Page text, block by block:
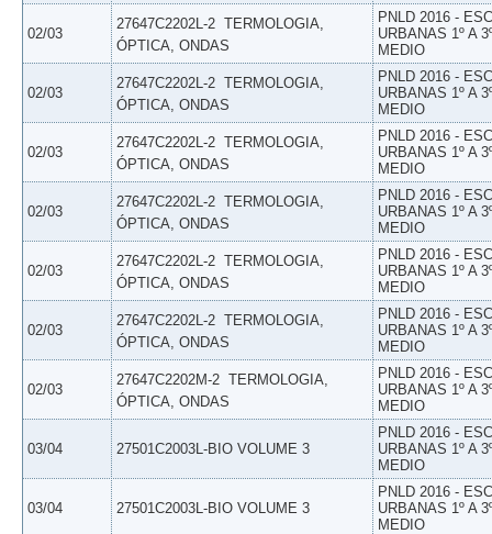
02/03
27647C2202L-2  TERMOLOGIA,
ÓPTICA, ONDAS
PNLD 2016 -
URBANAS 1º A
MEDIO
02/03
27647C2202L-2  TERMOLOGIA,
ÓPTICA, ONDAS
PNLD 2016 -
URBANAS 1º A
MEDIO
02/03
27647C2202L-2  TERMOLOGIA,
ÓPTICA, ONDAS
PNLD 2016 -
URBANAS 1º A
MEDIO
02/03
27647C2202L-2  TERMOLOGIA,
ÓPTICA, ONDAS
PNLD 2016 -
URBANAS 1º A
MEDIO
02/03
27647C2202L-2  TERMOLOGIA,
ÓPTICA, ONDAS
PNLD 2016 -
URBANAS 1º A
MEDIO
02/03
27647C2202L-2  TERMOLOGIA,
ÓPTICA, ONDAS
PNLD 2016 -
URBANAS 1º A
MEDIO
02/03
27647C2202M-2  TERMOLOGIA,
ÓPTICA, ONDAS
PNLD 2016 -
URBANAS 1º A
MEDIO
03/04 27501C2003L-BIO VOLUME 3
PNLD 2016 -
URBANAS 1º A
MEDIO
03/04 27501C2003L-BIO VOLUME 3
PNLD 2016 -
URBANAS 1º A
MEDIO